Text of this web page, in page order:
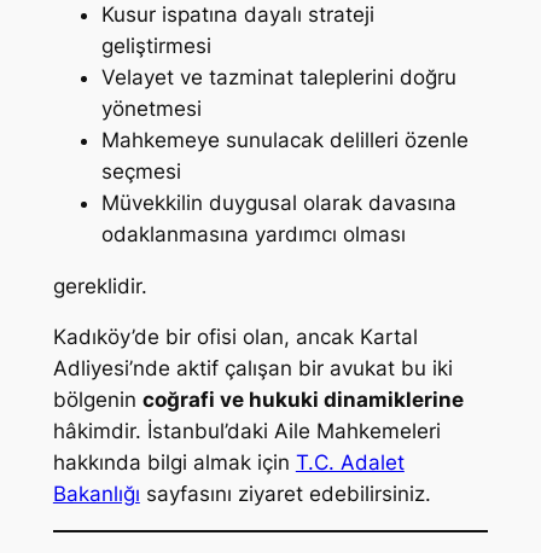
Kusur ispatına dayalı strateji
geliştirmesi
Velayet ve tazminat taleplerini doğru
yönetmesi
Mahkemeye sunulacak delilleri özenle
seçmesi
Müvekkilin duygusal olarak davasına
odaklanmasına yardımcı olması
gereklidir.
Kadıköy’de bir ofisi olan, ancak Kartal
Adliyesi’nde aktif çalışan bir avukat bu iki
bölgenin coğrafi ve hukuki dinamiklerine
hâkimdir. İstanbul’daki Aile Mahkemeleri
hakkında bilgi almak için T.C. Adalet
Bakanlığı sayfasını ziyaret edebilirsiniz.